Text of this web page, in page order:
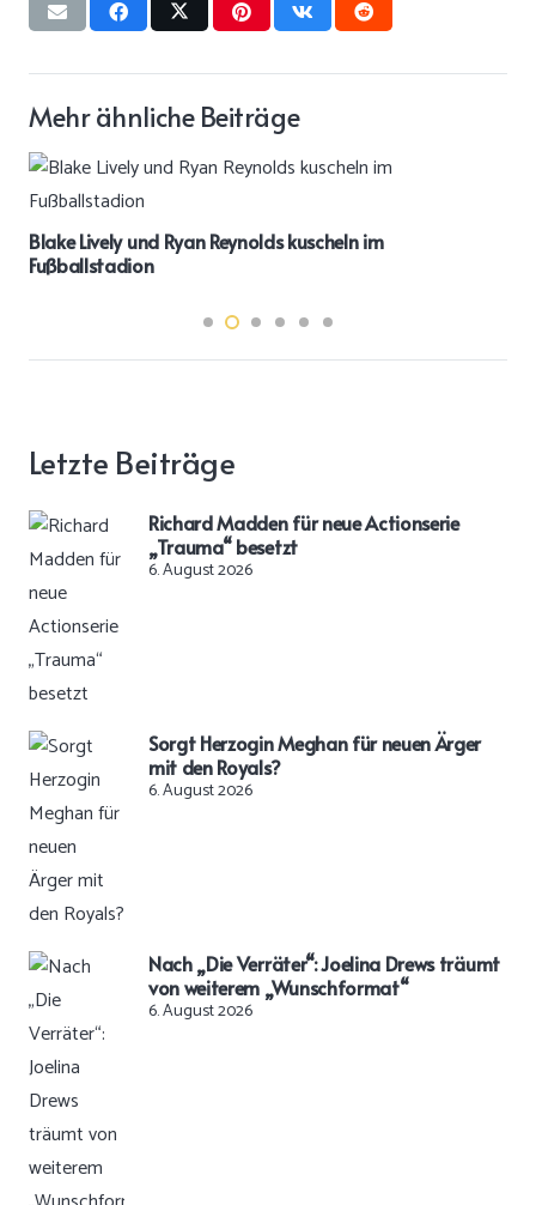
Mehr ähnliche Beiträge
Blake Lively und Ryan Reynolds kuscheln im
Fußballstadion
Letzte Beiträge
Richard Madden für neue Actionserie
„Trauma“ besetzt
6. August 2026
Sorgt Herzogin Meghan für neuen Ärger
mit den Royals?
6. August 2026
Nach „Die Verräter“: Joelina Drews träumt
von weiterem „Wunschformat“
6. August 2026